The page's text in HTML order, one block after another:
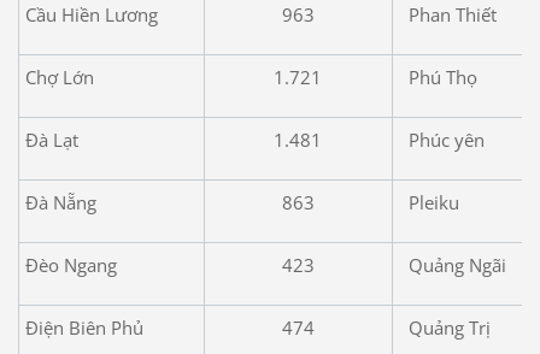
Cầu Hiền Lương 963 Phan Thiết
Chợ Lớn 1.721 Phú Thọ
Đà Lạt 1.481 Phúc yên
Đà Nẵng 863 Pleiku
Đèo Ngang 423 Quảng Ngãi
Điện Biên Phủ 474 Quảng Trị